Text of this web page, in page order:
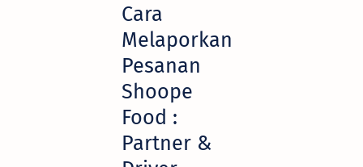
Cara
Melaporkan
Pesanan
Shoope
Food :
Partner &